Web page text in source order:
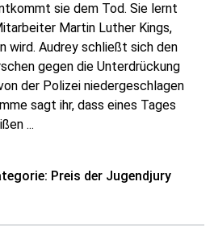
sie dem Tod. Sie lernt
Martin Luther Kings,
wird. Audrey schließt sich den
gegen die Unterdrückung
der Polizei niedergeschlagen
sagt ihr, dass eines Tages
...
Preis der Jugendjury